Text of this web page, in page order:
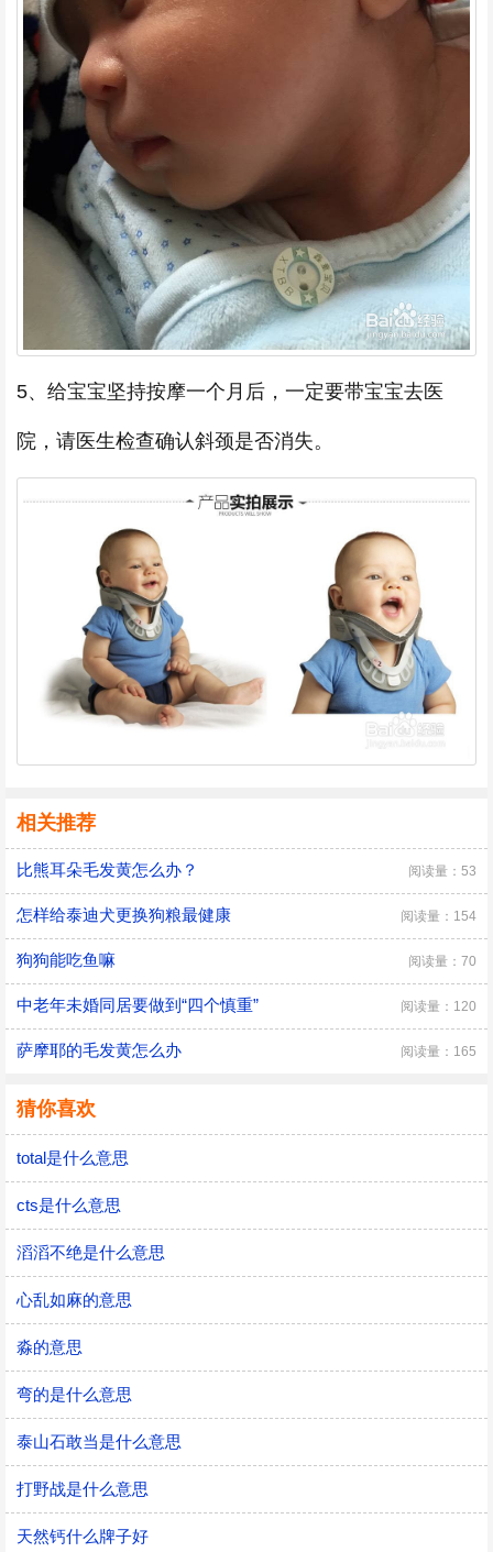
5、给宝宝坚持按摩一个月后，一定要带宝宝去医
院，请医生检查确认斜颈是否消失。
相关推荐
比熊耳朵毛发黄怎么办？ 阅读量：53
怎样给泰迪犬更换狗粮最健康 阅读量：154
狗狗能吃鱼嘛 阅读量：70
中老年未婚同居要做到“四个慎重” 阅读量：120
萨摩耶的毛发黄怎么办 阅读量：165
猜你喜欢
total是什么意思
cts是什么意思
滔滔不绝是什么意思
心乱如麻的意思
淼的意思
弯的是什么意思
泰山石敢当是什么意思
打野战是什么意思
天然钙什么牌子好